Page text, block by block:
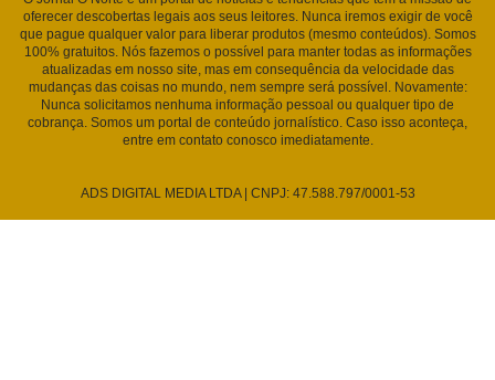
oferecer descobertas legais aos seus leitores. Nunca iremos exigir de você
que pague qualquer valor para liberar produtos (mesmo conteúdos). Somos
100% gratuitos. Nós fazemos o possível para manter todas as informações
atualizadas em nosso site, mas em consequência da velocidade das
mudanças das coisas no mundo, nem sempre será possível. Novamente:
Nunca solicitamos nenhuma informação pessoal ou qualquer tipo de
cobrança. Somos um portal de conteúdo jornalístico. Caso isso aconteça,
entre em contato conosco imediatamente.
ADS DIGITAL MEDIA LTDA | CNPJ: 47.588.797/0001-53